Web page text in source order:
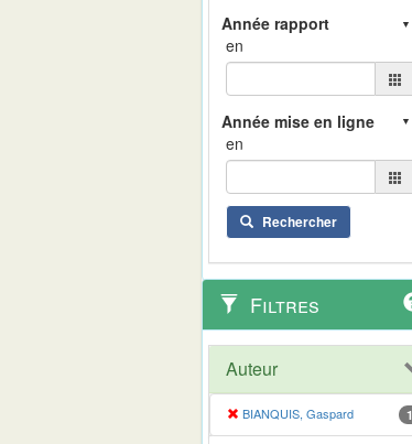
en
en
Rechercher
Filtres
Auteur
BIANQUIS, Gaspard 1